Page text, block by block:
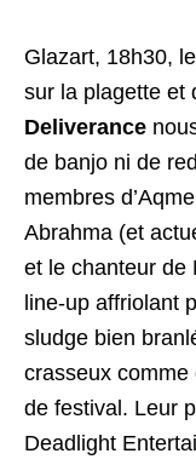
Glazart, 18h30,
sur la plagette et
Deliverance
de banjo ni de
membres
Abrahma (et
et le chanteur de
line-up affriolant
sludge bien
crasseux
de festival. Leur
Deadlight